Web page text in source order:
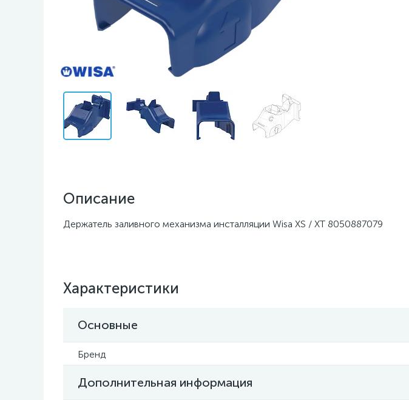
Описание
Держатель заливного механизма инсталляции Wisa XS / XT 8050887079
Характеристики
Основные
Бренд
Дополнительная информация